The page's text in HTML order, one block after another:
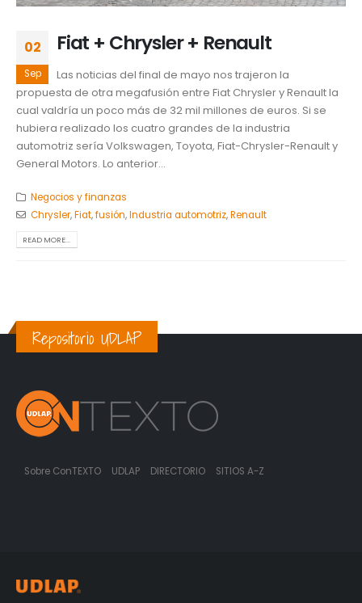
02
Sep
Fiat + Chrysler + Renault
Las noticias del final de mayo nos trajeron la
propuesta de otra megafusión entre Fiat Chrysler y Renault la
cual valdría un poco más de 32 mil millones de euros. Si se
hubiera realizado los cuatro grandes de la industria
automotriz sería Volkswagen, Toyota, Fiat-Chrysler-Renault y
General Motors. Lo anterior...
Negocios y finanzas
Chrysler,Fiat,fusión,Industria automotriz,Renault
READ MORE...
Repositorio UDLAP
Sobre ConTEXTO UDLAP DIRECTORIO SITIOS A-Z